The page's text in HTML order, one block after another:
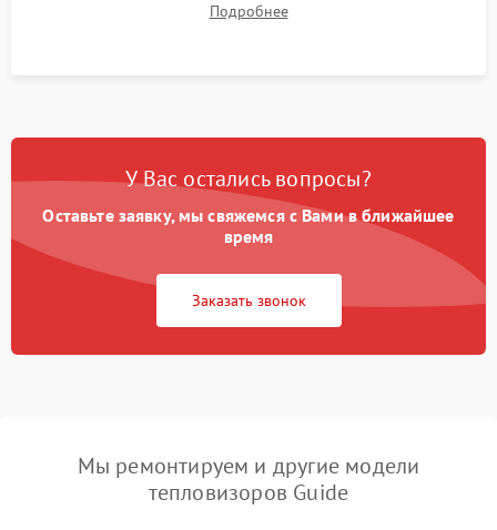
автономности работы и итоговый контроль качества.
Подробнее
У Вас остались вопросы?
Оставьте заявку, мы свяжемся с Вами в ближайшее
время
Заказать звонок
Мы ремонтируем и другие модели
тепловизоров Guide